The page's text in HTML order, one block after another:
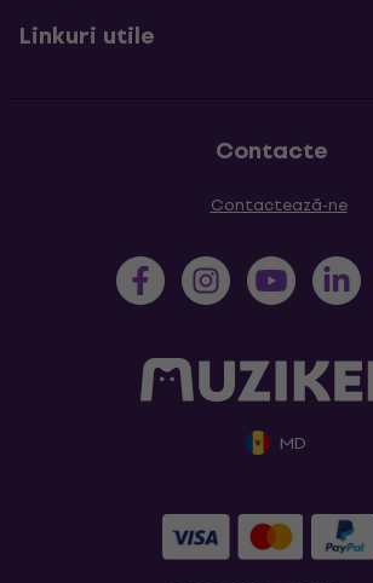
Linkuri utile
Contacte
Contactează-ne
MD